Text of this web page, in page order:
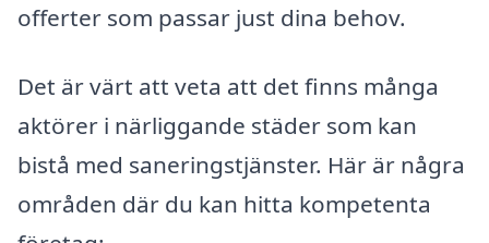
offerter som passar just dina behov.
Det är värt att veta att det finns många
aktörer i närliggande städer som kan
bistå med saneringstjänster. Här är några
områden där du kan hitta kompetenta